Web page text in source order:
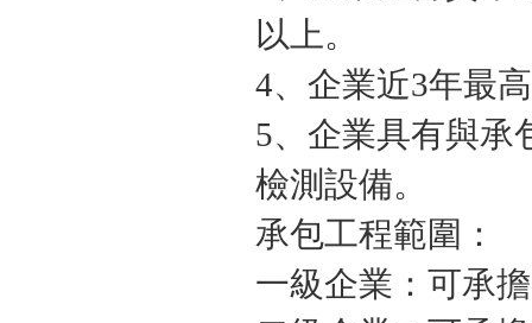
以上。
4、企業近3年最
5、企業具有與承
檢測設備。
承包工程範圍：
一級企業：可承